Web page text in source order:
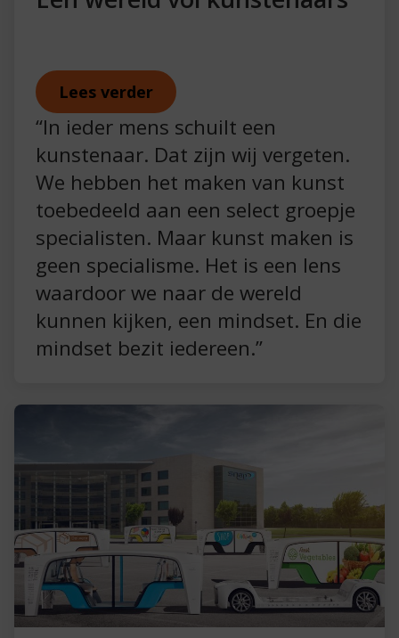
Lees verder
“In ieder mens schuilt een
kunstenaar. Dat zijn wij vergeten.
We hebben het maken van kunst
toebedeeld aan een select groepje
specialisten. Maar kunst maken is
geen specialisme. Het is een lens
waardoor we naar de wereld
kunnen kijken, een mindset. En die
mindset bezit iedereen.”